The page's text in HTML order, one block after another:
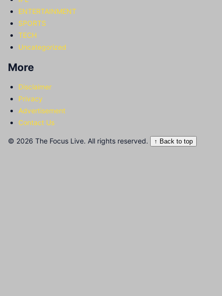
ENTERTAINMENT
SPORTS
TECH
Uncategorized
More
Disclaimer
Privacy
Advertisement
Contact Us
© 2026 The Focus Live. All rights reserved. ↑ Back to top